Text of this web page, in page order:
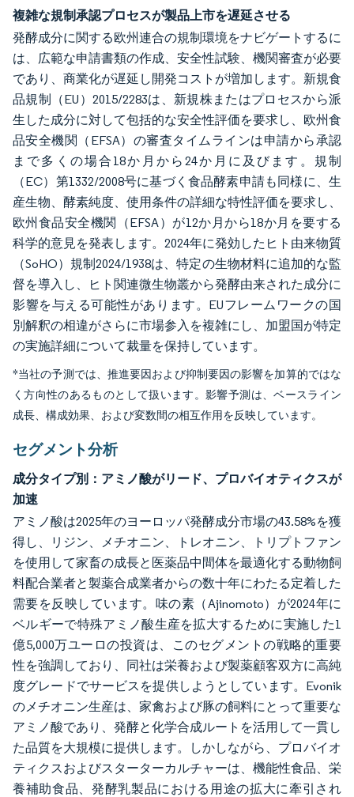
複雑な規制承認プロセスが製品上市を遅延させる
発酵成分に関する欧州連合の規制環境をナビゲートするに
は、広範な申請書類の作成、安全性試験、機関審査が必要
であり、商業化が遅延し開発コストが増加します。新規食
品規制（EU）2015/2283は、新規株またはプロセスから派
生した成分に対して包括的な安全性評価を要求し、欧州食
品安全機関（EFSA）の審査タイムラインは申請から承認
まで多くの場合18か月から24か月に及びます。規制
（EC）第1332/2008号に基づく食品酵素申請も同様に、生
産生物、酵素純度、使用条件の詳細な特性評価を要求し、
欧州食品安全機関（EFSA）が12か月から18か月を要する
科学的意見を発表します。2024年に発効したヒト由来物質
（SoHO）規制2024/1938は、特定の生物材料に追加的な監
督を導入し、ヒト関連微生物叢から発酵由来された成分に
影響を与える可能性があります。EUフレームワークの国
別解釈の相違がさらに市場参入を複雑にし、加盟国が特定
の実施詳細について裁量を保持しています。
*当社の予測では、推進要因および抑制要因の影響を加算的ではな
く方向性のあるものとして扱います。影響予測は、ベースライン
成長、構成効果、および変数間の相互作用を反映しています。
セグメント分析
成分タイプ別：アミノ酸がリード、プロバイオティクスが
加速
アミノ酸は2025年のヨーロッパ発酵成分市場の43.58%を獲
得し、リジン、メチオニン、トレオニン、トリプトファン
を使用して家畜の成長と医薬品中間体を最適化する動物飼
料配合業者と製薬合成業者からの数十年にわたる定着した
需要を反映しています。味の素（Ajinomoto）が2024年に
ベルギーで特殊アミノ酸生産を拡大するために実施した1
億5,000万ユーロの投資は、このセグメントの戦略的重要
性を強調しており、同社は栄養および製薬顧客双方に高純
度グレードでサービスを提供しようとしています。Evonik
のメチオニン生産は、家禽および豚の飼料にとって重要な
アミノ酸であり、発酵と化学合成ルートを活用して一貫し
た品質を大規模に提供します。しかしながら、プロバイオ
ティクスおよびスターターカルチャーは、機能性食品、栄
養補助食品、発酵乳製品における用途の拡大に牽引され